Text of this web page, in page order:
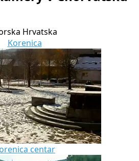
Hrvatska
Korenica
centar